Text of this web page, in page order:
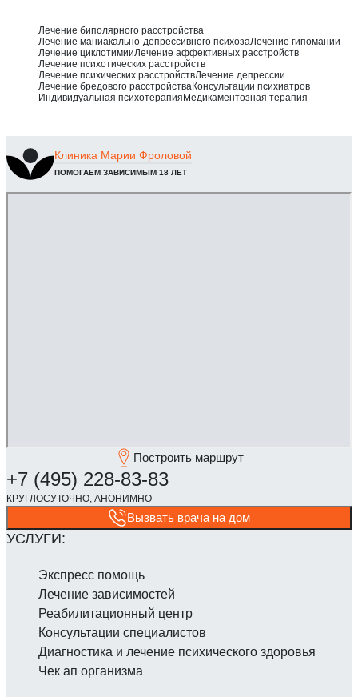
Лечение биполярного расстройства
Лечение маниакально-депрессивного психозаЛечение гипомании
Лечение циклотимииЛечение аффективных расстройств
Лечение психотических расстройств
Лечение психических расстройствЛечение депрессии
Лечение бредового расстройстваКонсультации психиатров
Индивидуальная психотерапия Медикаментозная терапия
Клиника Марии Фроловой
ПОМОГАЕМ ЗАВИСИМЫМ 18 ЛЕТ
Построить маршрут
Вызвать врача на дом
Экспресс помощь
Лечение зависимостей
Реабилитаци­онный центр
Консультации специалистов
Диагностика и лечение психического здоровья
Чек ап организма